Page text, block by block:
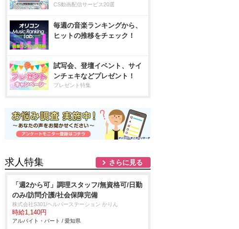
CS動画配信サービス20選
毎週の音楽ランキングから、
ヒットの推移をチェック！
試写会、登壇イベント、サイ
ンチェキなどプレゼント！
プレゼント特集
求人特集 さらに見る
「週2から可」調理スタッフ/無資格可/日勤
のみ/訪問介護/社会保障完備
株式会社S301/ヘルパーステーション かりん
時給1,140円
アルバイト・パート / 愛知県